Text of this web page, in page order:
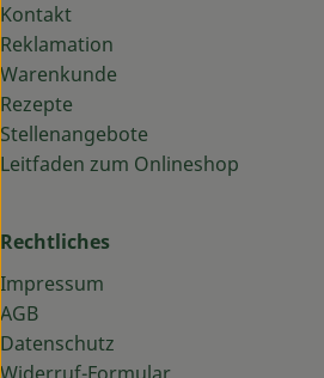
Kontakt
Reklamation
Warenkunde
Rezepte
Stellenangebote
Leitfaden zum Onlineshop
Rechtliches
Impressum
AGB
Datenschutz